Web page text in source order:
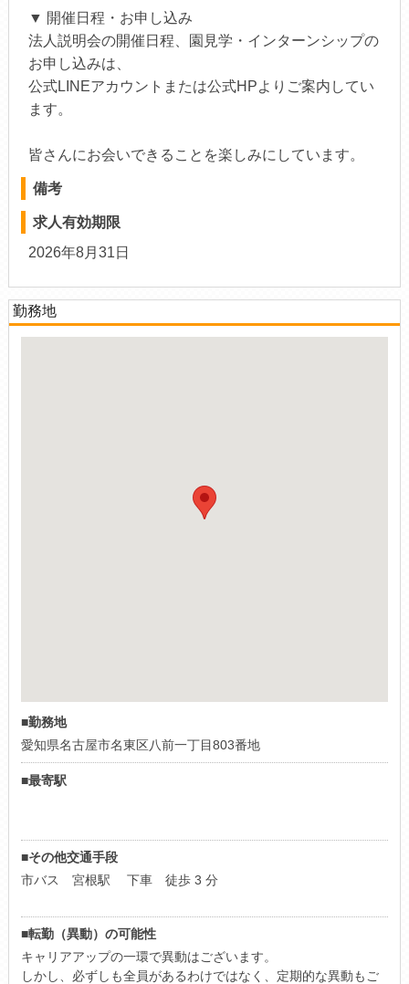
▼ 開催日程・お申し込み
法人説明会の開催日程、園見学・インターンシップの
お申し込みは、
公式LINEアカウントまたは公式HPよりご案内してい
ます。
皆さんにお会いできることを楽しみにしています。
備考
求人有効期限
2026年8月31日
勤務地
■勤務地
愛知県名古屋市名東区八前一丁目803番地
■最寄駅
■その他交通手段
市バス 宮根駅 下車 徒歩 3 分
■転勤（異動）の可能性
キャリアアップの一環で異動はございます。
しかし、必ずしも全員があるわけではなく、定期的な異動もご